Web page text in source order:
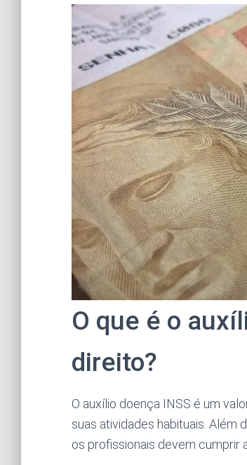
O que é o
direito?
O auxílio doença INSS é um
suas atividades habituais. Além
os profissionais devem cumprir